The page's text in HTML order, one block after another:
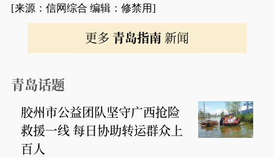
[来源：信网综合 编辑：修禁用]
更多 青岛指南 新闻
青岛话题
胶州市公益团队坚守广西抢险
救援一线 每日协助转运群众上
百人